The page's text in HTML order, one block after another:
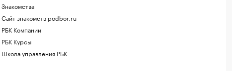
Знакомства
Сайт знакомств podbor.ru
РБК Компании
РБК Курсы
Школа управления РБК